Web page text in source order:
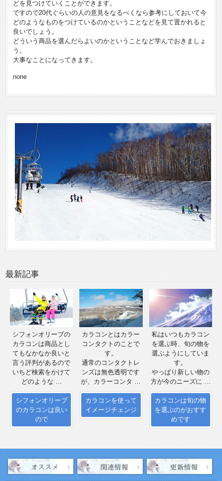
どを見つけていくことができます。
ですので20代ぐらいの人の意見をなるべくなら参考にしておいて今
どのようなものをつけているのかということなどを見て置かれると
良いでしょう。
どういう商品を選んだらよいのかということなど学んでおきましょ
う。
大事なことになってきます。
none
最新記事
シフォンオリーブの
カラコンは商品とし
てもなかなか良いと
言う評判があるので
いちど検索をかけて
どのような …
シフォンオリーブ
のカラコンは良い
ので
カラコンとはカラー
コンタクトのことで
す。
通常のコンタクトレ
ンズは無色透明です
が、カラーコンタ …
カラコンを使って
イメージチェンジ
私はいつもカラコン
を選ぶ時、旬の物を
選ぶようにしていま
す。
やっぱり新しい物の
方が今のニーズに …
カラコンは旬の物
を選ぶのがおすす
めです